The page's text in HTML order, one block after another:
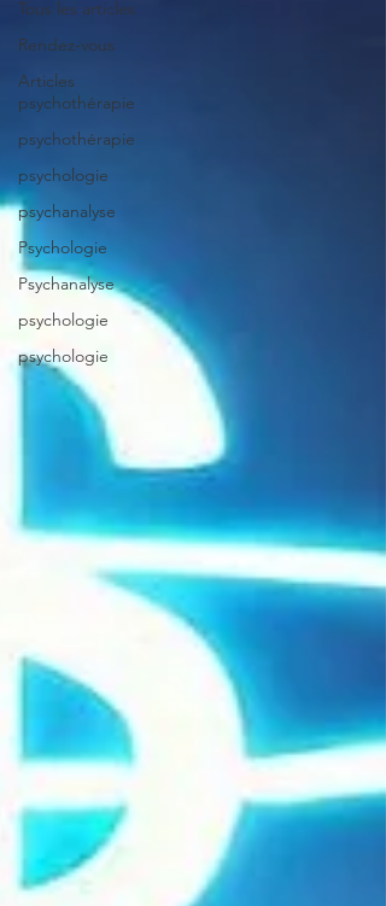
Tous les articles
Rendez-vous
Articles
psychothérapie
psychothérapie
psychologie
psychanalyse
Psychologie
Psychanalyse
psychologie
psychologie